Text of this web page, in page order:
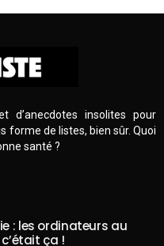
d’anecdotes insolites pour
forme de listes, bien sûr. Quoi
santé ?
: les ordinateurs au
ça !